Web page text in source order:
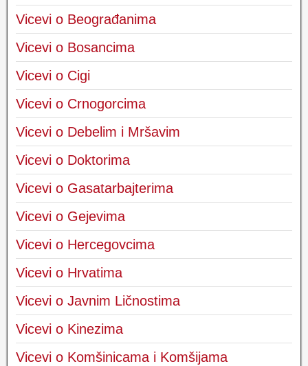
Vicevi o Beograđanima
Vicevi o Bosancima
Vicevi o Cigi
Vicevi o Crnogorcima
Vicevi o Debelim i Mršavim
Vicevi o Doktorima
Vicevi o Gasatarbajterima
Vicevi o Gejevima
Vicevi o Hercegovcima
Vicevi o Hrvatima
Vicevi o Javnim Ličnostima
Vicevi o Kinezima
Vicevi o Komšinicama i Komšijama